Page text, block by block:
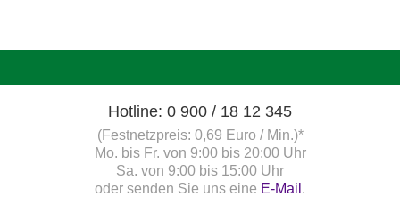
Hotline: 0 900 / 18 12 345
(Festnetzpreis: 0,69 Euro / Min.)*
Mo. bis Fr. von 9:00 bis 20:00 Uhr
Sa. von 9:00 bis 15:00 Uhr
oder senden Sie uns eine E-Mail .